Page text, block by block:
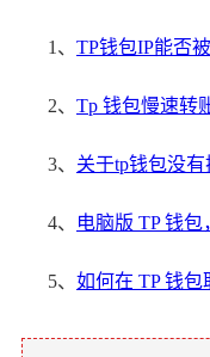
1、 TP钱包IP能否
2、 Tp 钱包慢速转
3、 关于tp钱包没
4、 电脑版 TP 钱
5、 如何在 TP 钱包